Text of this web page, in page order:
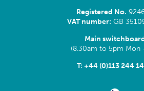
Registered No.
VAT number: GB
Main
(8.30am to 5pm Mon
T: +44 (0)113 244